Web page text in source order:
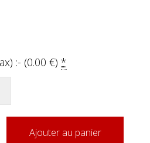
:- (0.00€)*
Ajouter au panier